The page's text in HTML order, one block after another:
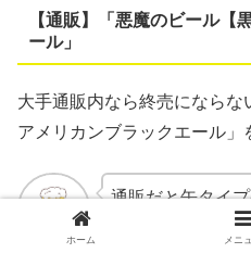
【通販】「悪魔のビール【
ール」
大手通販内なら終売にならな
アメリカンブラックエール」
通販だと缶タイ
事が出来ますよ！
ホーム メニ